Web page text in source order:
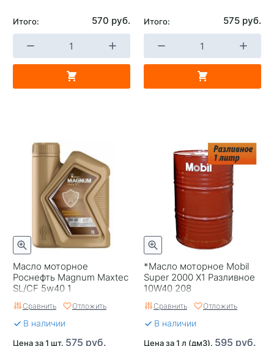
Итого: 570 руб. Итого: 575 руб.
Масло моторное
Роснефть Magnum Maxtec
SL/CF 5w40 1
Сравнить Отложить
В наличии
Цена за 1 шт. 575 руб.
*Масло моторное Mobil
Super 2000 X1 Разливное
10W40 208
Сравнить Отложить
В наличии
Цена за 1 л (дм3). 595 руб.